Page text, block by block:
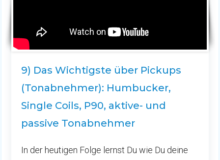
9) Das Wichtigste über Pickups
(Tonabnehmer): Humbucker,
Single Coils, P90, aktive- und
passive Tonabnehmer
In der heutigen Folge lernst Du wie Du deine